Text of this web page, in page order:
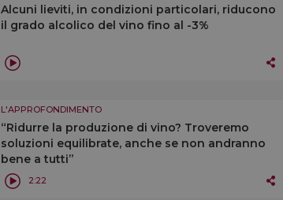
Alcuni lieviti, in condizioni particolari, riducono
il grado alcolico del vino fino al -3%
L'APPROFONDIMENTO
“Ridurre la produzione di vino? Troveremo
soluzioni equilibrate, anche se non andranno
bene a tutti”
2:22